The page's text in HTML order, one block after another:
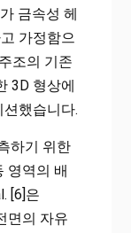
금속성 헤
가정함으
조의 기존
3D 형상에
했습니다.
하기 위한
영역의 배
[6]은
면의 자유